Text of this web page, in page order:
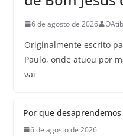
6 de agosto de 2026
Originalmente escrito
Paulo, onde atuou por
vai
Por que
6 de agosto de 2026